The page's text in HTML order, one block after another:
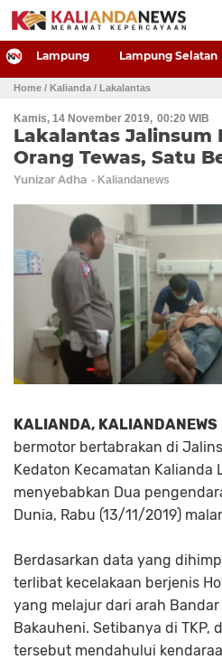
-->
Lampung Lampung Selatan
Home / Kalianda / Lakalantas
Kamis, 14 November 2019 00:20 WIB
Lakalantas Jalinsum
Orang Tewas, Satu
Yunizar Adha
KALIANDA, KALIANDANEWS
bermotor bertabrakan di
Kedaton Kecamatan Kalianda
menyebabkan Dua
Dunia, Rabu (13/11/2019)
Berdasarkan data yang
terlibat kecelakaan berjenis
yang melajur dari arah
Bakauheni. Setibanya di TKP,
tersebut mendahului